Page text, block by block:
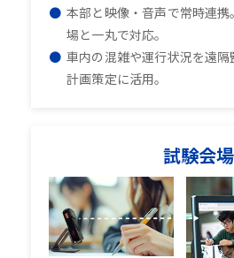
本部と映像・音声で常時連
場と一丸で対応。
車内の混雑や運行状況を遠
計画策定に活用。
試験会場